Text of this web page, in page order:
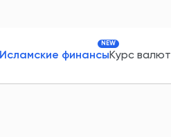
Исламские финансы
NEW
Курс валют